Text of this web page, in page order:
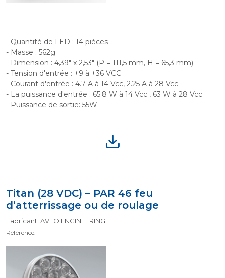
- Quantité de LED : 14 pièces
- Masse : 562g
- Dimension : 4,39" x 2,53" (P = 111,5 mm, H = 65,3 mm)
- Tension d'entrée : +9 à +36 VCC
- Courant d'entrée : 4.7 A à 14 Vcc, 2.25 A à 28 Vcc
- La puissance d'entrée : 65.8 W à 14 Vcc , 63 W à 28 Vcc
- Puissance de sortie: 55W
Titan (28 VDC) – PAR 46 feu
d’atterrissage ou de roulage
Fabricant: AVEO ENGINEERING
Référence: